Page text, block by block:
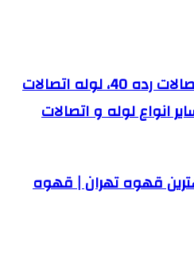
فروش انواع لوله اتصالات رده 40، لوله اتصالات
انواع لوله و اتصالات
قهوه تهران | قهوه